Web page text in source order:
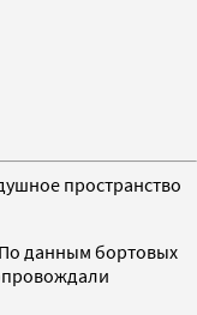
пространство
По данным бортовых